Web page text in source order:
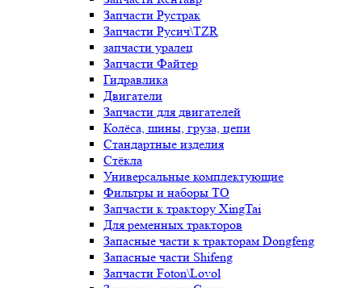
Запчасти Рустрак
Запчасти Русич\TZR
запчасти уралец
Запчасти Файтер
Гидравлика
Двигатели
Запчасти для двигателей
Колёса, шины, груза, цепи
Стандартные изделия
Стёкла
Универсальные комплектующие
Фильтры и наборы ТО
Запчасти к трактору XingTai
Для ременных тракторов
Запасные части к тракторам Dongfeng
Запасные части Shifeng
Запчасти Foton\Lovol